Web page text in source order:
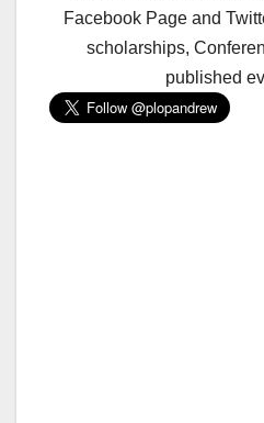
Facebook Page and
scholarships,
published